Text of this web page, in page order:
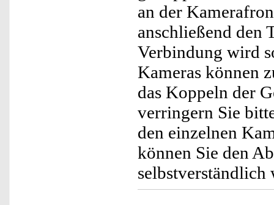
an der
anschließend den
Verbindung wird
Kameras können
das Koppeln der
verringern Sie
den einzelnen
können Sie den
selbstverständlich